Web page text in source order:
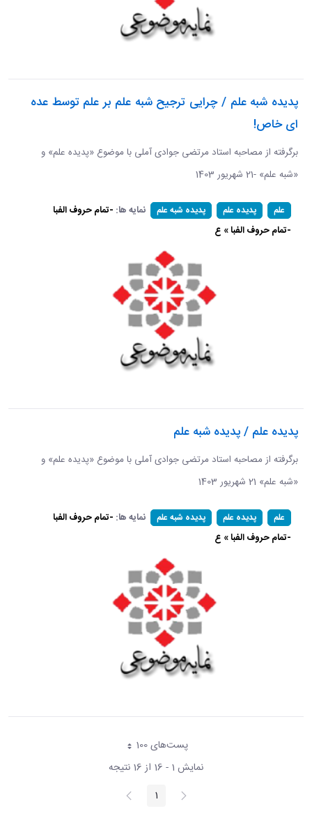
پدیده شبه علم / چرایی ترجیح شبه علم بر علم توسط عده
ای خاص!
برگرفته از مصاحبه استاد مرتضی جوادی آملی با موضوع «پدیده علم» و
«شبه علم» -21 شهریور 1403
علم پدیده علم پدیده شبه علم نمایه ها: -تمام حروف الفبا
-تمام حروف الفبا » ع
پدیده علم / پدیده شبه علم
برگرفته از مصاحبه استاد مرتضی جوادی آملی با موضوع «پدیده علم» و
«شبه علم» 21 شهریور 1403
علم پدیده علم پدیده شبه علم نمایه ها: -تمام حروف الفبا
-تمام حروف الفبا » ع
پست‌‌های 100هر صفحه
نمایش 1 - 16 از 16 نتیجه
پیغام
قبلی صفحه1 صفحه
بعد